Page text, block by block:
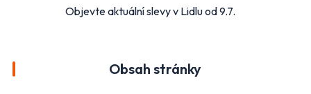
Objevte aktuální slevy v Lidlu od 9.7.
Obsah stránky
Oblečení
Obuv
Ostatní supermarkety